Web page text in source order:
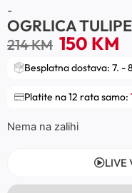
-
OGRLICA TULIPE
214KM 150 KM
Besplatna dostava: 7. -
Platite na 12 rata samo:
Nema na zalihi
LIVE